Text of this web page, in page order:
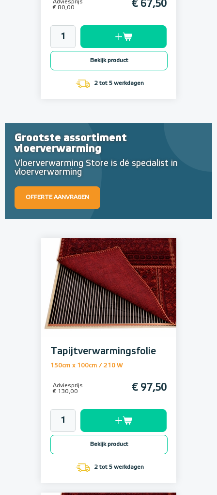
Adviesprijs
€ 80,00
€ 67,50
Bekijk product
2 tot 5 werkdagen
Grootste assortiment
vloerverwarming
Vloerverwarming Store is dé specialist in
vloerverwarming
OFFERTE AANVRAGEN
Tapijtverwarmingsfolie
150cm x 100cm / 210 W
Adviesprijs
€ 130,00
€ 97,50
Bekijk product
2 tot 5 werkdagen